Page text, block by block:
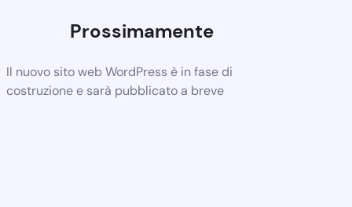
Prossimamente
Il nuovo sito web WordPress è in fase di
costruzione e sarà pubblicato a breve